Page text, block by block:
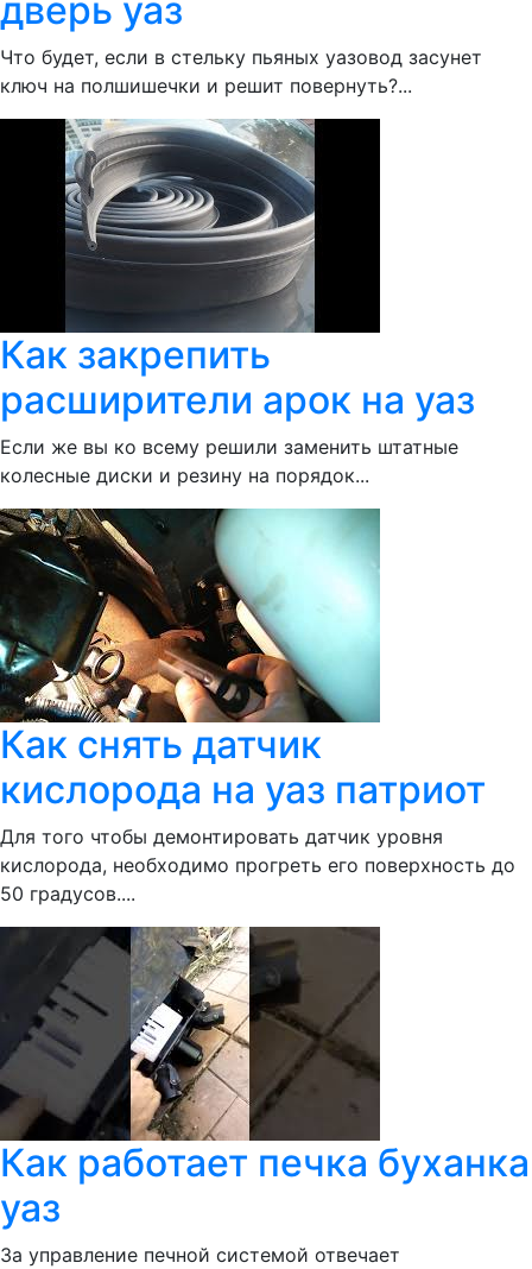
дверь уаз
Что будет, если в стельку пьяных уазовод засунет
ключ на полшишечки и решит повернуть?...
Как закрепить
расширители арок на уаз
Если же вы ко всему решили заменить штатные
колесные диски и резину на порядок...
Как снять датчик
кислорода на уаз патриот
Для того чтобы демонтировать датчик уровня
кислорода, необходимо прогреть его поверхность до
50 градусов....
Как работает печка буханка
уаз
За управление печной системой отвечает